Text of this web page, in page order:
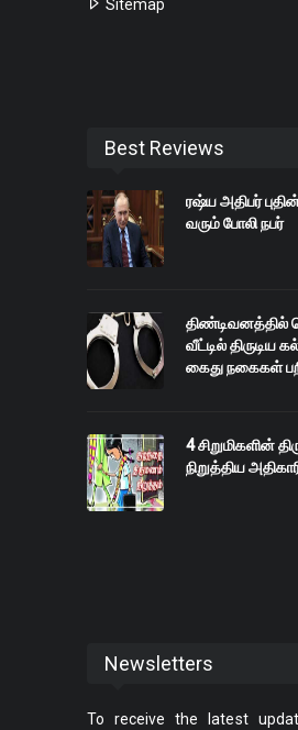
Sitemap
Best Reviews
ரஷ்ய அதிபர்
வரும் போலி நபர்
வீட்டில் திருடிய
கைது நகைகள்
4 சிறுமிகளின்
நிறுத்திய
Newsletters
To receive the latest